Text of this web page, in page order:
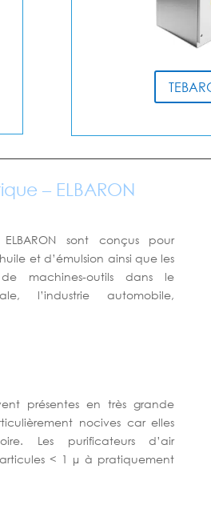
– ELBARON
sont conçus pour
et d’émulsion ainsi que les
machines-outils dans le
l’industrie automobile,
présentes en très grande
nocives car elles
Les purificateurs d’air
< 1 µ à pratiquement